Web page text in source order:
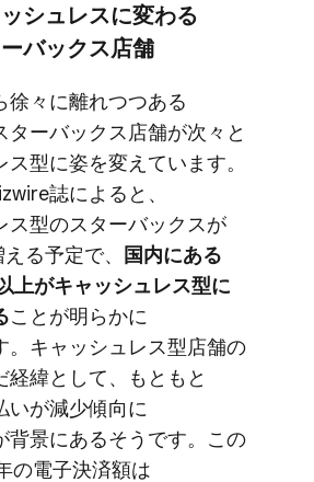
シュレスに​変わる​
バックス店舗
徐々に​離れつつある​
ターバックス店舗が​次々と​
ス型に​姿を​変えています。​
誌に​よると、​
ス型の​スターバックスが​
る​予定で、 ​国内に​ある​
上が​キャッシュレス型に​
​ことが​明らかに​
。​キャッシュレス型店舗の​
経緯と​して、​もともと​
いが​減少傾向に​
背景に​ある​そうです。​この​
の​電子決済額は​